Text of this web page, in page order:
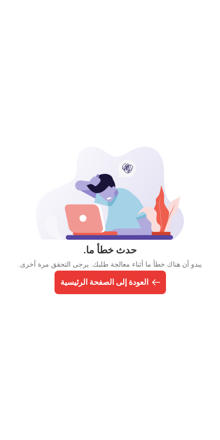
حدث خطأ ما.
يبدو أن هناك خطأ ما أثناء معالجة طلبك. يرجى التحقق مرة أخرى.
العودة إلى الصفحة الرئيسية